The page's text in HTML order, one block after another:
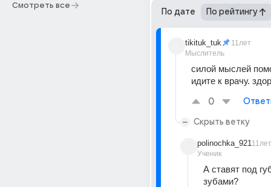
Смотреть все
По дате По рейтингу
tikituk_tuk
Мыслитель
11лет
силой мыслей
идите к врачу.
0
Скрыть ветку
polinochka_921
Ученик
11лет
А ставят под
зубами?